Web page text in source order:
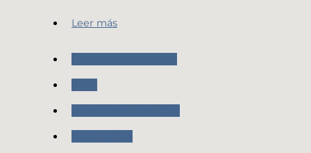
Leer más